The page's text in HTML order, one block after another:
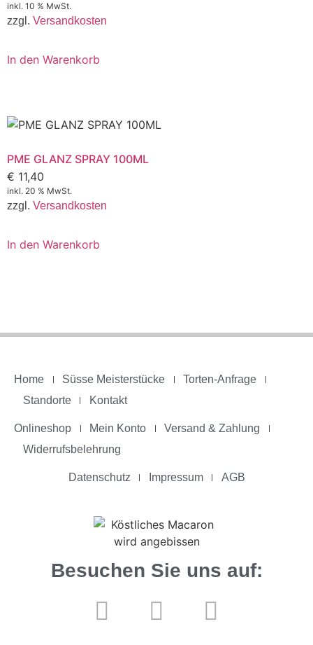
inkl. 10 % MwSt.
zzgl. Versandkosten
In den Warenkorb
PME GLANZ SPRAY 100ML
€ 11,40
inkl. 20 % MwSt.
zzgl. Versandkosten
In den Warenkorb
Home Süsse Meisterstücke
Torten-Anfrage
Standorte
Kontakt
Onlineshop Mein Konto
Versand & Zahlung
Widerrufsbelehrung
Datenschutz Impressum AGB
Besuchen Sie uns auf: